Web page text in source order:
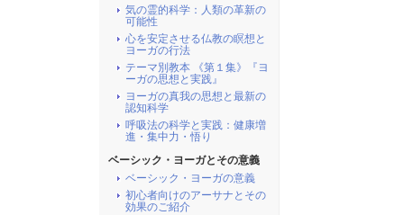
気の霊的科学：人類の革新の
可能性
心を安定させる仏教の瞑想と
ヨーガの行法
テーマ別教本 《第１集》『ヨ
ーガの思想と実践』
ヨーガの真我の思想と最新の
認知科学
呼吸法の科学と実践：健康増
進・集中力・悟り
ベーシック・ヨーガとその意義
ベーシック・ヨーガの意義
初心者向けのアーサナとその
効果のご紹介